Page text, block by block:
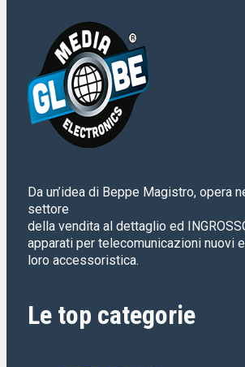
Da un’idea di Beppe Magistro, opera
settore
della vendita al dettaglio ed
apparati per telecomunicazioni nuovi
loro accessoristica.
Le top categorie